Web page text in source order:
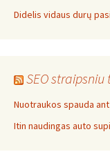
Didelis vidaus durų
SEO
Nuotraukos spauda
Itin naudingas auto